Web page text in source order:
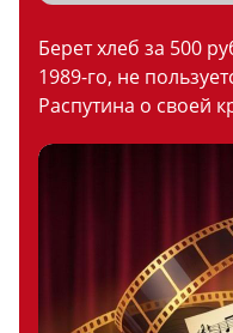
Берет хлеб за 500
1989-го, не
Распутина о своей